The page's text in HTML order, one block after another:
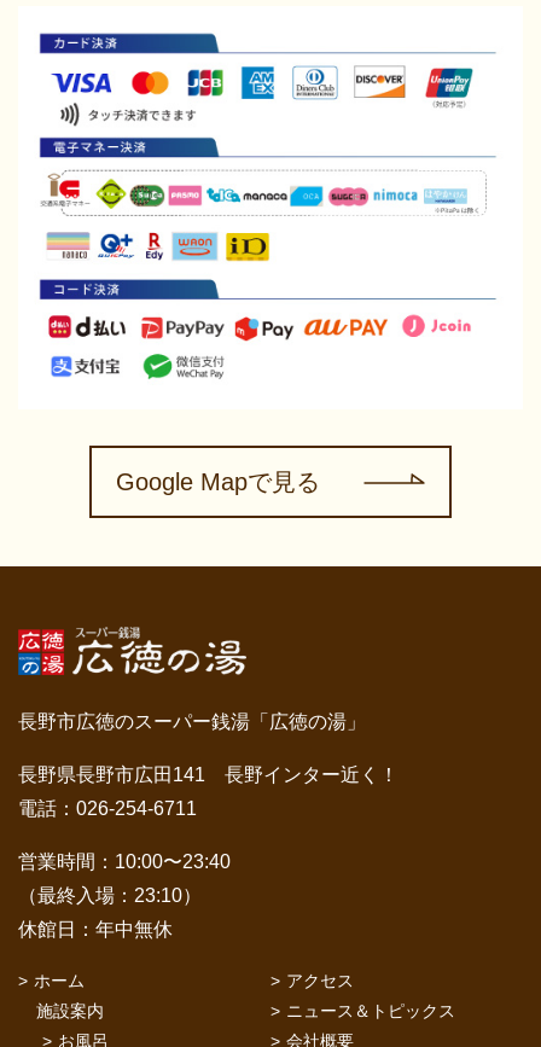
Google Mapで見る
長野市広徳のスーパー銭湯「広徳の湯」
長野県長野市広田141 長野インター近く！
電話：026-254-6711
営業時間：10:00〜23:40
（最終入場：23:10）
休館日：年中無休
ホーム
施設案内
お風呂
アクセス
ニュース＆トピックス
会社概要